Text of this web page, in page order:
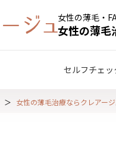
女性の薄毛・
女性の薄毛
セルフチェッ
女性の薄毛治療ならクレアージ